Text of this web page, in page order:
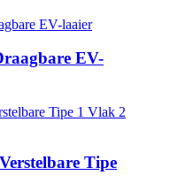
EV-
Tipe